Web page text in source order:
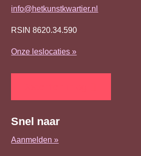
info@hetkunstkwartier.nl
RSIN 8620.34.590
Onze leslocaties »
Snel naar
Aanmelden »